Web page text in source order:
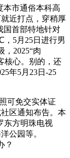
市通俗本科高
近打点，穿稍厚
国首部特地针对
5月25日进行男
，2025“肉
核心。别的，还
年5月23日-25
可免交实体证
区通知布告。本
东方明珠电视
公园等。
？